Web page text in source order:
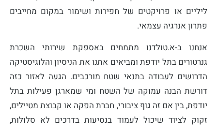
ליליים או פרויקטים של חפירות ושימור במקום מחייבים
פתרון אנרגיה עצמאי.
אנחנו ב-א.טולדנו מתמחים באספקת שירותי השכרת
גנרטורים בתל יודפת ומביאים אתנו את הניסיון והלוגיסטיקה
הדרושים לעבודה בתנאי שטח מורכבים. הגעה לאזור כזה
דורשת הבנה עמוקה של השטח ומי שמארגן פעילות בתל
יודפת, בין אם זה גוף ציבורי, חברת הפקה או קבוצת מטיילים,
זקוק לציוד שיכול לעמוד בנסיעות בדרכים לא סלולות,